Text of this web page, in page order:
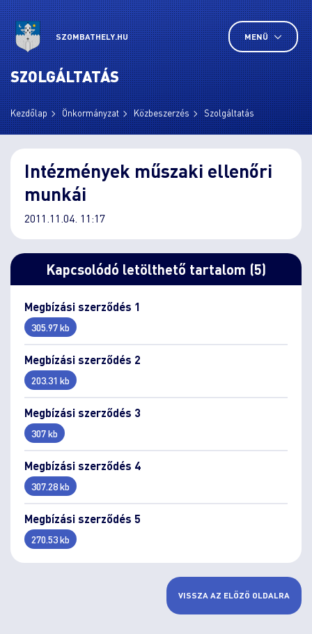
SZOMBATHELY.HU MENÜ
SZOLGÁLTATÁS
Kezdőlap Önkormányzat Közbeszerzés Szolgáltatás
Intézmények műszaki ellenőri
munkái
2011.11.04. 11:17
Kapcsolódó letölthető tartalom (5)
Megbízási szerződés 1
305.97 kb
Megbízási szerződés 2
203.31 kb
Megbízási szerződés 3
307 kb
Megbízási szerződés 4
307.28 kb
Megbízási szerződés 5
270.53 kb
VISSZA AZ ELŐZŐ OLDALRA